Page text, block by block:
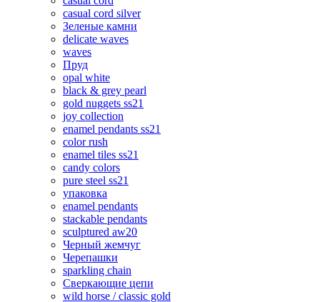
casual cord silver
Зеленые камни
delicate waves
waves
Пруд
opal white
black & grey pearl
gold nuggets ss21
joy collection
enamel pendants ss21
color rush
enamel tiles ss21
candy colors
pure steel ss21
упаковка
enamel pendants
stackable pendants
sculptured aw20
Черный жемчуг
Черепашки
sparkling chain
Сверкающие цепи
wild horse / classic gold